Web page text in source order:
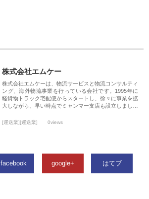
株式会社エムケー
株式会社エムケーは、物流サービスと物流コンサルティ
ング、海外物流事業を行っている会社です。1995年に
軽貨物トラック宅配便からスタートし、徐々に事業を拡
大しながら、早い時点でミャンマー支店も設立しまし…
[運送業][運送業] 0views
facebook google+ はてブ